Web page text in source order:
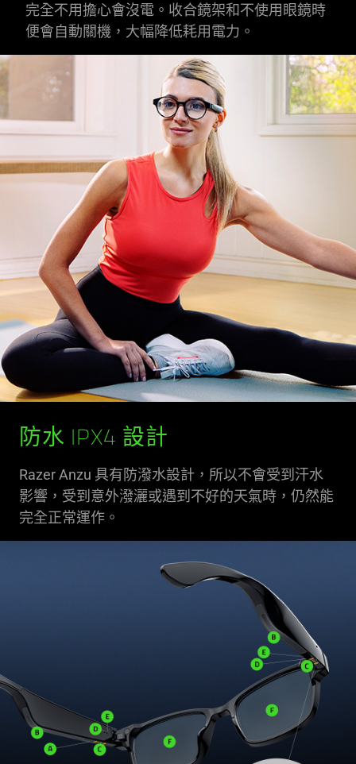
完全不用擔心會沒電。收合鏡架和不使用眼鏡時
便會自動關機，大幅降低耗用電力。
防水 IPX4 設計
Razer Anzu 具有防潑水設計，所以不會受到汗水
影響，受到意外潑灑或遇到不好的天氣時，仍然能
完全正常運作。